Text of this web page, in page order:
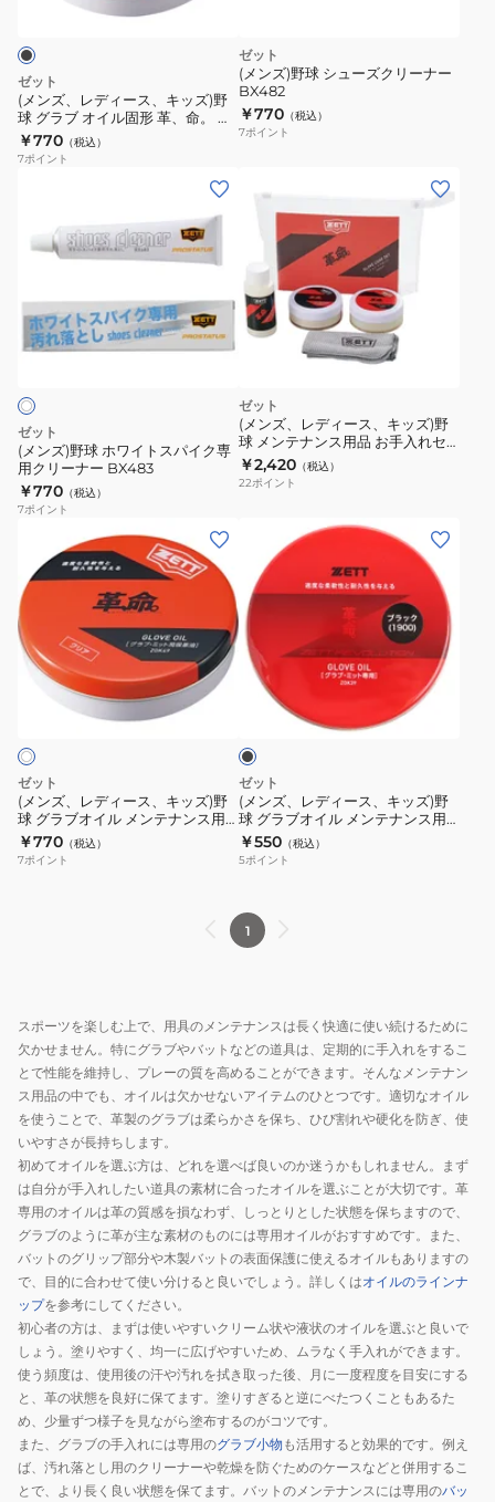
キ
ッ
ズ)
野
球
オ
ル
固
命。
保
革
油
ZOK49-
ゼット
(メンズ、レディース、キッズ)野
球 グラブ オイル固形 革、命。 保
革油 ZOK49-1900
￥770 （税込）
7ポイント
ゼット
(メンズ)野球 シューズクリーナー
BX482
￥770 （税込）
7ポイント
ホ
ワ
ト
ス
パ
イ
ク
ク
リ
ー
ナ
BX483
ゼット
(メンズ)野球 ホワイトスパイク専
用クリーナー BX483
￥770 （税込）
7ポイント
ゼット
(メンズ、レディース、キッズ)野
球 メンテナンス用品 お手入れセ
ット ZOK549
￥2,420 （税込）
22ポイント
ズ、
レ
デ
ィ
キ
ッ
ズ)
野
球
メ
ン
テ
ナ
ン
ス
用
品
革、
命。
保
革
油
ZOK49-
1001
ゼット
(メンズ、レディース、キッズ)野
球 グラブオイル メンテナンス用
品 革、命。保革油 ZOK49-1001
￥770 （税込）
7ポイント
ズ、
レ
デ
ィ
キ
ッ
ズ)
野
球
ブ
メ
ン
テ
ナ
ス
用
品
手
入
保
革
油
固
形
か
わ
ブ
ラ
ッ
ゼット
(メンズ、レディース、キッズ)野
球 グラブオイル メンテナンス用
品 手入れ 保革油 固形 かわいのち
ブラック ZOK39-1900
￥550 （税込）
5ポイント
1
スポーツを楽しむ上で、用具のメンテナンスは長く快適に使い続けるために
欠かせません。特にグラブやバットなどの道具は、定期的に手入れをするこ
とで性能を維持し、プレーの質を高めることができます。そんなメンテナン
ス用品の中でも、オイルは欠かせないアイテムのひとつです。適切なオイル
を使うことで、革製のグラブは柔らかさを保ち、ひび割れや硬化を防ぎ、使
いやすさが長持ちします。
初めてオイルを選ぶ方は、どれを選べば良いのか迷うかもしれません。まず
は自分が手入れしたい道具の素材に合ったオイルを選ぶことが大切です。革
専用のオイルは革の質感を損なわず、しっとりとした状態を保ちますので、
グラブのように革が主な素材のものには専用オイルがおすすめです。また、
バットのグリップ部分や木製バットの表面保護に使えるオイルもありますの
で、目的に合わせて使い分けると良いでしょう。詳しくはオイルのラインナ
ップを参考にしてください。
初心者の方は、まずは使いやすいクリーム状や液状のオイルを選ぶと良いで
しょう。塗りやすく、均一に広げやすいため、ムラなく手入れができます。
使う頻度は、使用後の汗や汚れを拭き取った後、月に一度程度を目安にする
と、革の状態を良好に保てます。塗りすぎると逆にべたつくこともあるた
め、少量ずつ様子を見ながら塗布するのがコツです。
また、グラブの手入れには専用のグラブ小物 も活用すると効果的です。例え
ば、汚れ落とし用のクリーナーや乾燥を防ぐためのケースなどと併用するこ
とで、より長く良い状態を保てます。バットのメンテナンスには専用のバッ